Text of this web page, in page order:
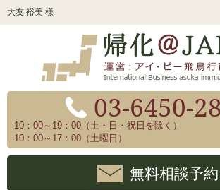
大友 裕美 様
03-6450-
10：00～19：00（土・日・祝日を除く）
10：00～17：00（土曜日）
無料相談予約